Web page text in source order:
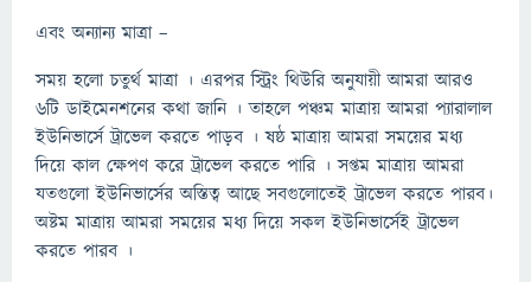
এবং অন্যান্য মাত্রা –
সময় হলো চতুর্থ মাত্রা । এরপর স্ট্রিং থিউরি অনুযায়ী আমরা আরও
৬টি ডাইমেনশনের কথা জানি । তাহলে পঞ্চম মাত্রায় আমরা প্যারালাল
ইউনিভার্সে ট্রাভেল করতে পাড়ব । ষষ্ঠ মাত্রায় আমরা সময়ের মধ্য
দিয়ে কাল ক্ষেপণ করে ট্রাভেল করতে পারি । সপ্তম মাত্রায় আমরা
যতগুলো ইউনিভার্সের অস্তিত্ব আছে সবগুলোতেই ট্রাভেল করতে পারব।
অষ্টম মাত্রায় আমরা সময়ের মধ্য দিয়ে সকল ইউনিভার্সেই ট্রাভেল
করতে পারব ।